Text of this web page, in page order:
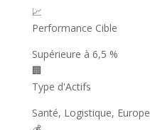
📈
Performance Cible
Supérieure à 6,5 %
🏢
Type d'Actifs
Santé, Logistique, Europe